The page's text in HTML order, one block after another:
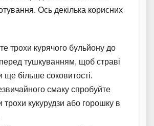
Ось декілька корисних
трохи курячого бульйону до
тушкуванням, щоб страві
ще більше соковитості.
смаку спробуйте
трохи кукурудзи або горошку в